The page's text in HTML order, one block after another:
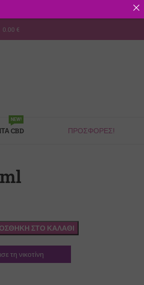
0.00 €
CBD
NEW!
ΠΡΟΣΦΟΡΕΣ!
ΣΤΟ ΚΑΛΆΘΙ
τη νικοτίνη